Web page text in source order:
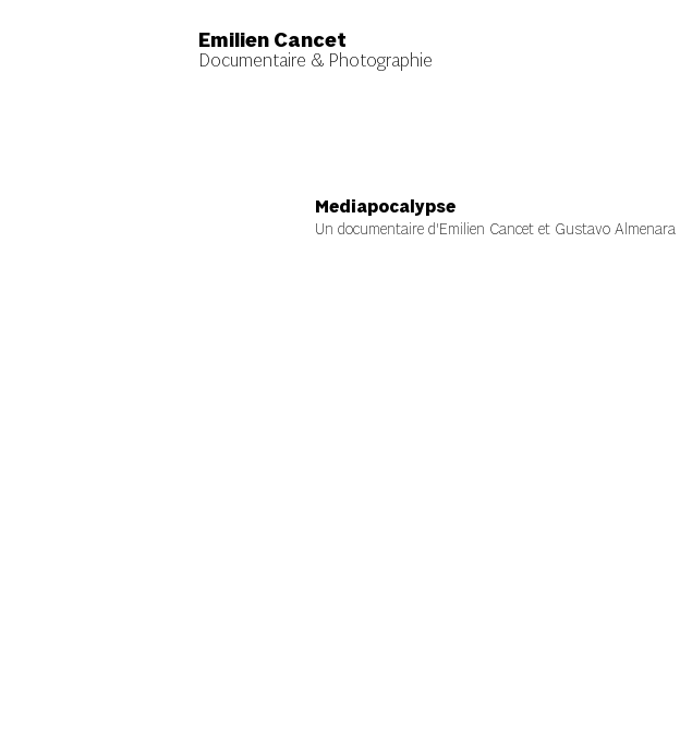
Emilien Cancet
Documentaire & Photographie
Mediapocalypse
Un documentaire d'Emilien Cancet et Gustavo Almenara